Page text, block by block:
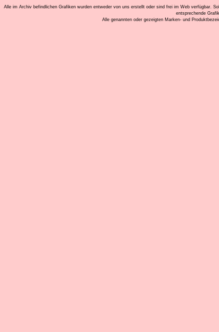
Alle im Archiv befindlichen Grafiken wurden entweder von uns erstellt oder sind frei im Web verfügbar.
entsprechende
Alle genannten oder gezeigten Marken- und